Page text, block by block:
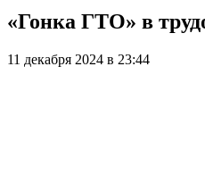
«Гонка ГТО» в
11 декабря 2024 в 23:44